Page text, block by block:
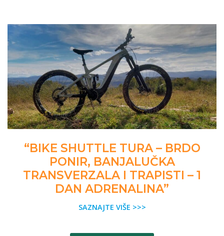
“BIKE SHUTTLE TURA – BRDO
PONIR, BANJALUČKA
TRANSVERZALA I TRAPISTI – 1
DAN ADRENALINA”
SAZNAJTE VIŠE >>>